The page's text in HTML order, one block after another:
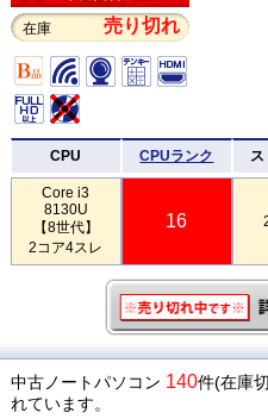
在庫 売り切れ
CPU CPUランク
Core i3
8130U
【8世代】
2コア4スレ
16
中古ノートパソコン 140件(在庫
れています。